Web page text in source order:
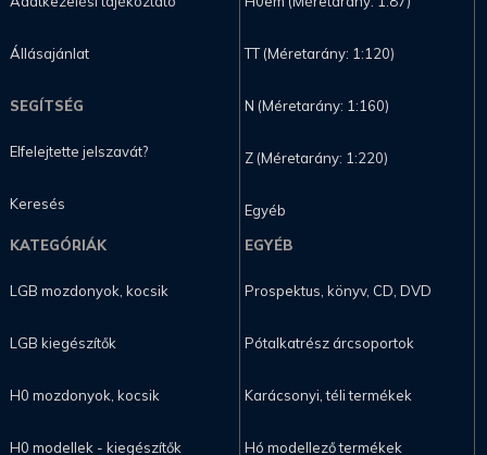
Állásajánlat
SEGÍTSÉG
Elfelejtette jelszavát?
Keresés
TT (Méretarány: 1:120)
N (Méretarány: 1:160)
Z (Méretarány: 1:220)
Egyéb
KATEGÓRIÁK
LGB mozdonyok, kocsik
LGB kiegészítők
H0 mozdonyok, kocsik
H0 modellek - kiegészítők
EGYÉB
Prospektus, könyv, CD, DVD
Pótalkatrész árcsoportok
Karácsonyi, téli termékek
Hó modellező termékek